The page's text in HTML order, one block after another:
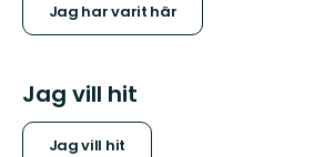
Jag har varit här
Jag vill hit
Jag vill hit